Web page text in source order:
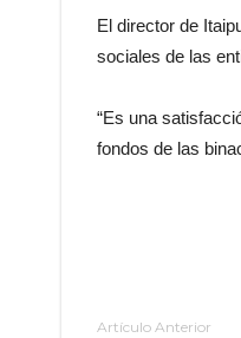
El director de
sociales de las
“Es una
fondos de las
Artículo Anterior